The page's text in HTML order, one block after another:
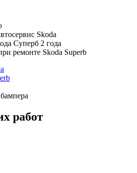
Skoda
Суперб 2 года
ремонте Skoda Superb
работ